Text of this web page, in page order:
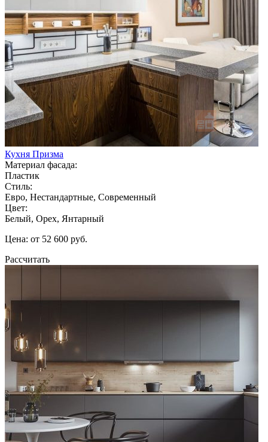
Кухня Призма
Материал фасада:
Пластик
Стиль:
Евро, Нестандартные, Современный
Цвет:
Белый, Орех, Янтарный
Цена: от 52 600 руб.
Рассчитать